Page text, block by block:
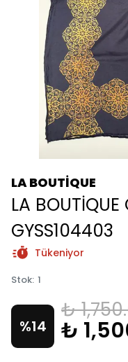
LA BOUTİQUE
LA
GYSS104403
Tükeniyor
Stok: 1
%14
₺
₺